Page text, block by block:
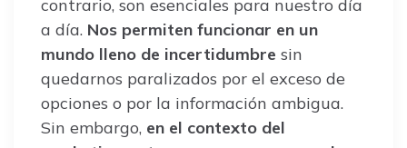
contrario, son esenciales para nuestro día
a día. Nos permiten funcionar en un
mundo lleno de incertidumbre sin
quedarnos paralizados por el exceso de
opciones o por la información ambigua.
Sin embargo, en el contexto del